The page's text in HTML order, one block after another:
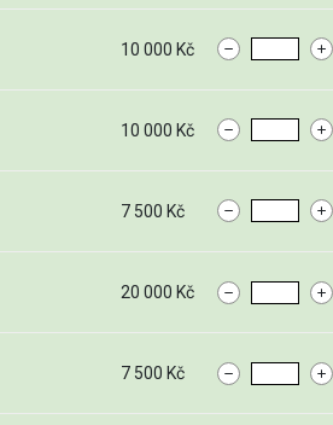
10 000 Kč
10 000 Kč
7 500 Kč
20 000 Kč
7 500 Kč